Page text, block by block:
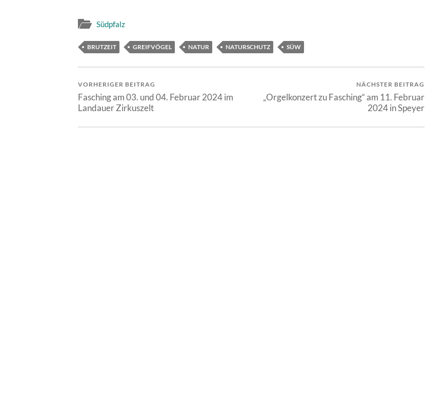
Südpfalz
BRUTZEIT GREIFVÖGEL NATUR NATURSCHUTZ SÜW
VORHERIGER BEITRAG
Fasching am 03. und 04. Februar 2024 im
Landauer Zirkuszelt
NÄCHSTER BEITRAG
„Orgelkonzert zu Fasching“ am 11. Februar
2024 in Speyer